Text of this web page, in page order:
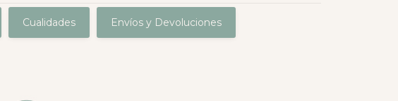
Cualidades Envíos y Devoluciones